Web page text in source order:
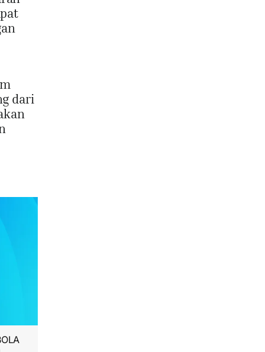
dari